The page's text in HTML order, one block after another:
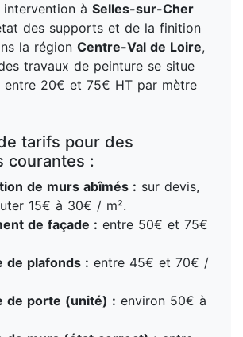
à Selles-sur-Cher
des supports et de la finition
la région Centre-Val de Loire,
travaux de peinture se situe
entre 20€ et 75€ HT par mètre
tarifs pour des
courantes :
de murs abîmés : sur devis,
15€ à 30€ / m².
de façade : entre 50€ et 75€
de plafonds : entre 45€ et 70€ /
de porte (unité) : environ 50€ à